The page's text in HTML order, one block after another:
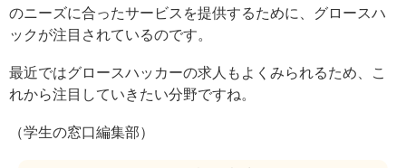
のニーズに合ったサービスを提供するために、グロースハ
ックが注目されているのです。
最近ではグロースハッカーの求人もよくみられるため、こ
れから注目していきたい分野ですね。
（学生の窓口編集部）